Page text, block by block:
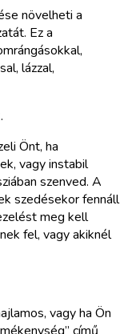
növelheti a
Ez a
lázzal,
Önt, ha
vagy instabil
szenved. A
szedésekor fennáll
meg kell
fel, vagy akiknél
vagy ha Ön
című